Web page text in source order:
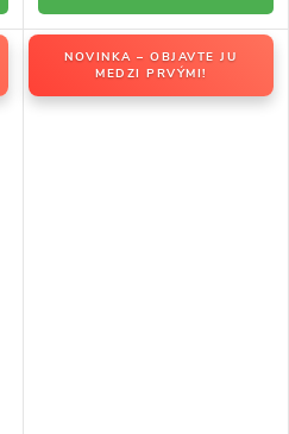
NOVINKA – OBJAVTE JU
MEDZI PRVÝMI!